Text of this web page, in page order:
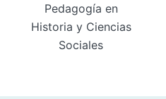
Pedagogía en
Historia y Ciencias
Sociales